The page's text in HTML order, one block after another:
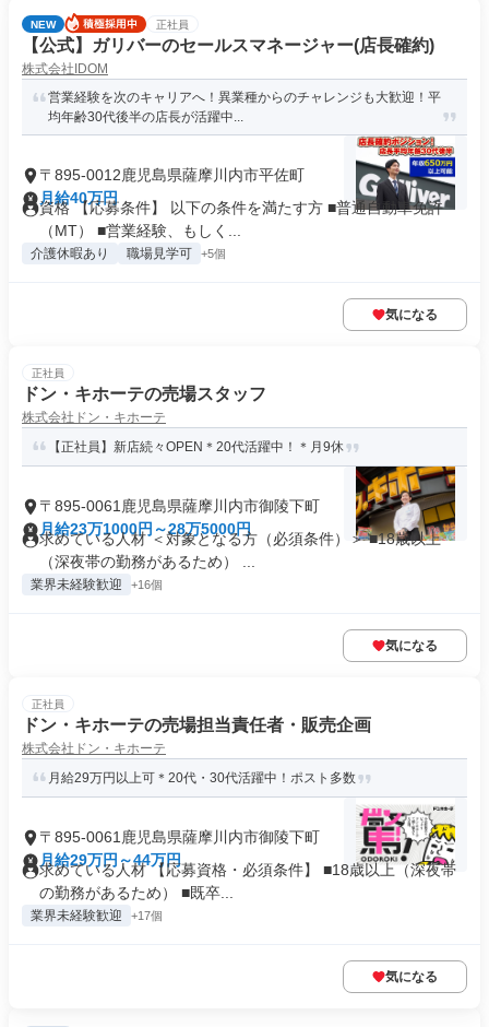
NEW 正社員
【公式】ガリバーのセールスマネージャー(店長確約)
株式会社IDOM
営業経験を次のキャリアへ！異業種からのチャレンジも大歓迎！平
均年齢30代後半の店長が活躍中...
〒895-0012鹿児島県薩摩川内市平佐町
月給40万円
資格 【応募条件】 以下の条件を満たす方 ■普通自動車免許
（MT） ■営業経験、もしく...
介護休暇あり 職場見学可 +5個
気になる
正社員
ドン・キホーテの売場スタッフ
株式会社ドン・キホーテ
【正社員】新店続々OPEN＊20代活躍中！＊月9休
〒895-0061鹿児島県薩摩川内市御陵下町
月給23万1000円～28万5000円
求めている人材 ＜対象となる方（必須条件）＞ ■18歳以上
（深夜帯の勤務があるため） ...
業界未経験歓迎 +16個
気になる
正社員
ドン・キホーテの売場担当責任者・販売企画
株式会社ドン・キホーテ
月給29万円以上可＊20代・30代活躍中！ポスト多数
〒895-0061鹿児島県薩摩川内市御陵下町
月給29万円～44万円
求めている人材 【応募資格・必須条件】 ■18歳以上（深夜帯
の勤務があるため） ■既卒...
業界未経験歓迎 +17個
気になる